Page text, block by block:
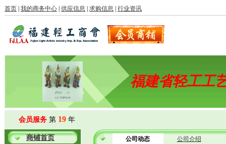
首页 我的商务中心 供应信息 求购信息 行业资讯
福建省轻工工
会员服务 第 19 年
商铺首页
公司动态
公司介绍